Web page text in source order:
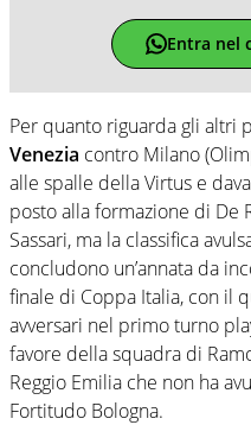
Entra nel
Per quanto riguarda gli altri
Venezia contro Milano
alle spalle della Virtus e
posto alla formazione di De
Sassari, ma la classifica
concludono un’annata da
finale di Coppa Italia, con il
avversari nel primo turno
favore della squadra di
Reggio Emilia che non ha
Fortitudo Bologna.